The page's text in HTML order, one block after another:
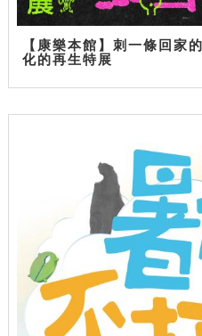
【康樂本館】刺一條回家
化的再生特展